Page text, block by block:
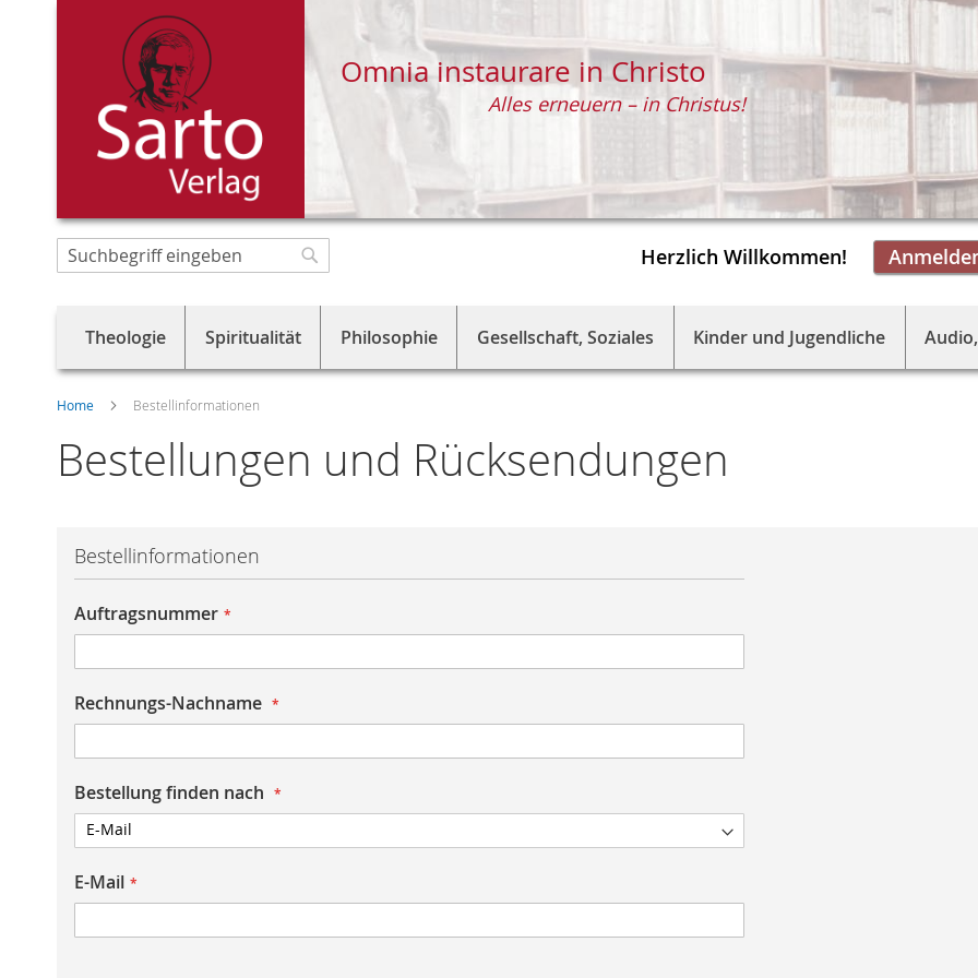
Direkt
zum
Herzlich Willkommen!
Omnia instaurare in Christo
Alles erneuern – in Christus!
Suche
Theologie Spiritualität Philosophie Gesellschaft, Soziales Kinder und Jugendliche
Home Bestellinformationen
Bestellungen und Rücksendungen
Bestellinformationen
Auftragsnummer
Rechnungs-Nachname
Bestellung finden nach
E-Mail